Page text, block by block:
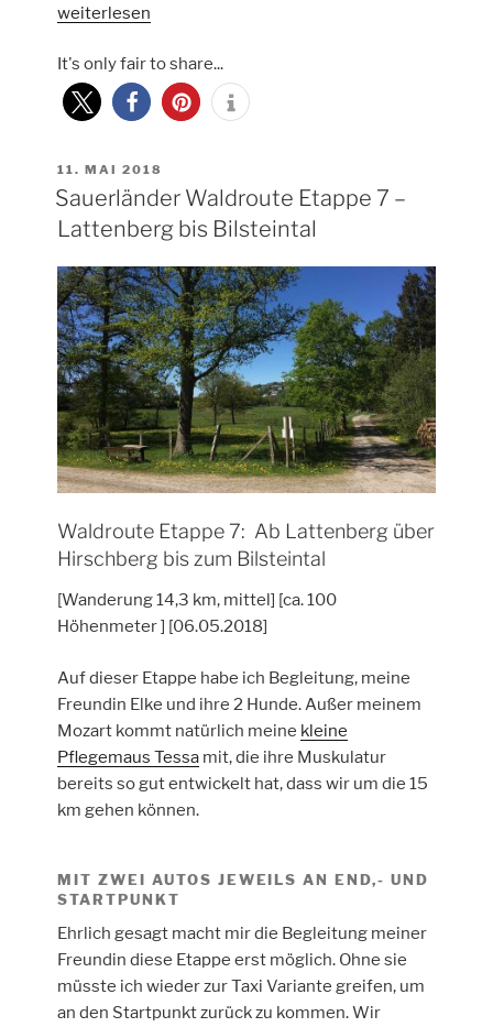
„Drei
Wanderungen
im
Arnsberger
um
Neuhaus“
weiterlesen
It's only fair to share...
VERÖFFENTLICHT
AM
11. MAI 2018
Sauerländer Waldroute Etappe 7 –
Lattenberg bis Bilsteintal
Waldroute Etappe 7: Ab Lattenberg über
Hirschberg bis zum Bilsteintal
[Wanderung 14,3 km, mittel] [ca. 100
Höhenmeter ] [06.05.2018]
Auf dieser Etappe habe ich Begleitung, meine
Freundin Elke und ihre 2 Hunde. Außer meinem
Mozart kommt natürlich meine kleine
Pflegemaus Tessa mit, die ihre Muskulatur
bereits so gut entwickelt hat, dass wir um die 15
km gehen können.
MIT ZWEI AUTOS JEWEILS AN END,- UND
STARTPUNKT
Ehrlich gesagt macht mir die Begleitung meiner
Freundin diese Etappe erst möglich. Ohne sie
müsste ich wieder zur Taxi Variante greifen, um
an den Startpunkt zurück zu kommen. Wir